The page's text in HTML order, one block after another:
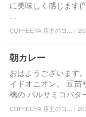
に美味しく感じます
COFFEEYA 店主のコ... |
朝カレー
おはようございます
イドオニオン、 豆苗
檎の バルサミコバタ
COFFEEYA 店主のコ... |